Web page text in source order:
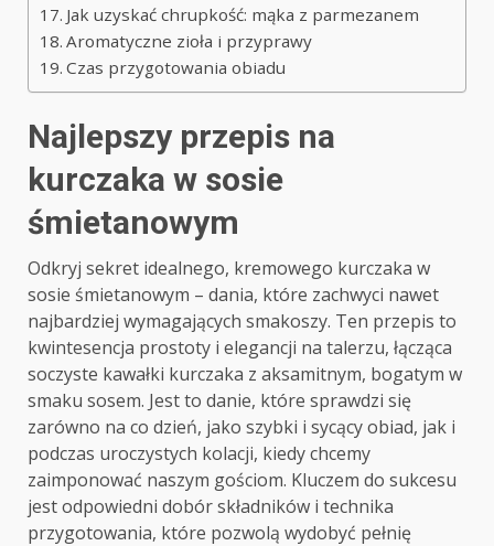
Jak uzyskać chrupkość: mąka z parmezanem
Aromatyczne zioła i przyprawy
Czas przygotowania obiadu
Najlepszy przepis na
kurczaka w sosie
śmietanowym
Odkryj sekret idealnego, kremowego kurczaka w
sosie śmietanowym – dania, które zachwyci nawet
najbardziej wymagających smakoszy. Ten przepis to
kwintesencja prostoty i elegancji na talerzu, łącząca
soczyste kawałki kurczaka z aksamitnym, bogatym w
smaku sosem. Jest to danie, które sprawdzi się
zarówno na co dzień, jako szybki i sycący obiad, jak i
podczas uroczystych kolacji, kiedy chcemy
zaimponować naszym gościom. Kluczem do sukcesu
jest odpowiedni dobór składników i technika
przygotowania, które pozwolą wydobyć pełnię